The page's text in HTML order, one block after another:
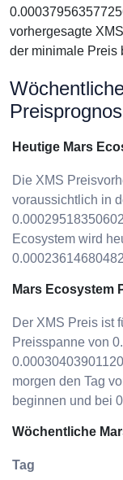
vorhergesagte
der minimale Preis
Heutige Mars
Die XMS
voraussichtlich in
Ecosystem wird
Mars Ecosystem
Der XMS Preis ist
Preisspanne von
morgen den Tag
beginnen und bei
Wöchentliche
Tag